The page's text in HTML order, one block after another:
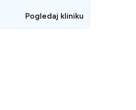
Pogledaj kliniku